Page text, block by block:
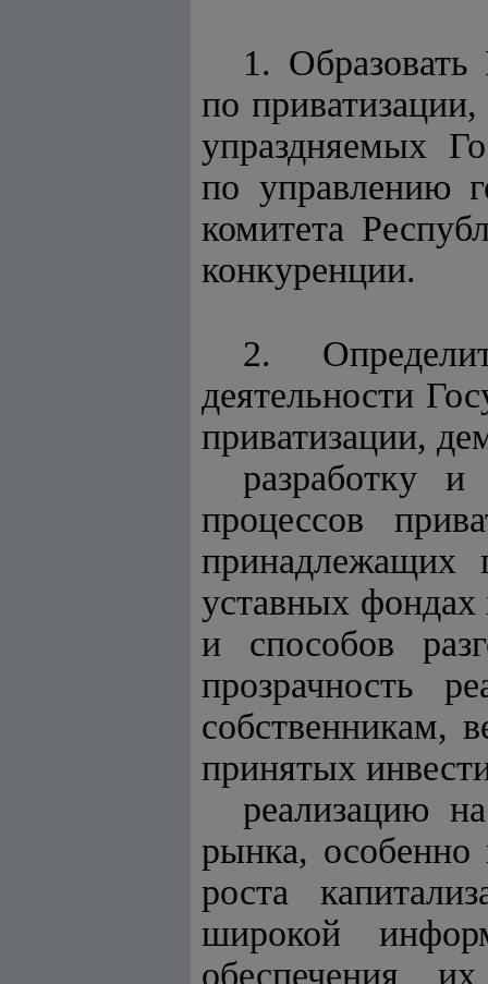
1. Образовать
по
упраздняемых
по управлению
комитета
конкуренции.
2.
деятельности
приватизации,
разработку
процессов
принадлежащих
уставных
и способов
прозрачность
собственникам,
принятых
реализацию
рынка, особенно
роста
широкой
обеспечения